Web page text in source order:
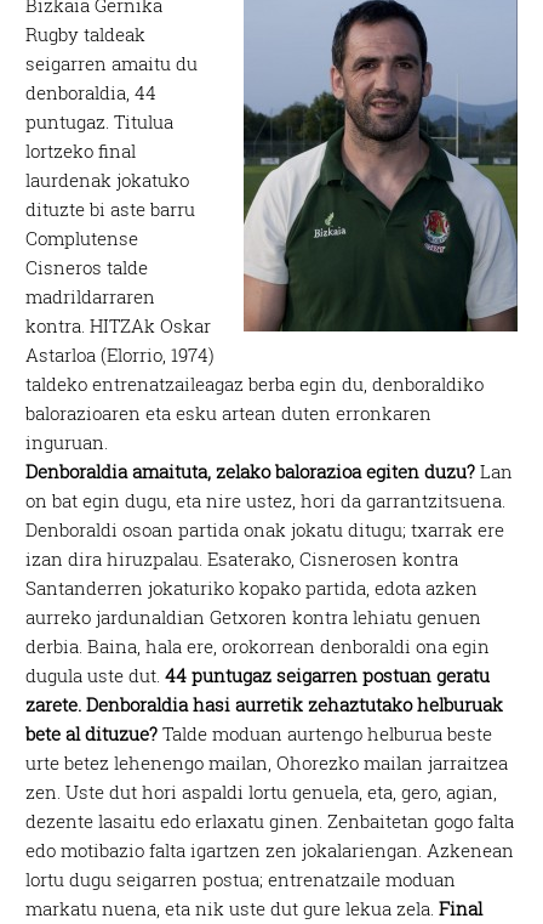
Bizkaia Gernika
Rugby taldeak
seigarren amaitu du
denboraldia, 44
puntugaz. Titulua
lortzeko final
laurdenak jokatuko
dituzte bi aste barru
Complutense
Cisneros talde
madrildarraren
kontra. HITZAk Oskar
Astarloa (Elorrio, 1974)
taldeko entrenatzaileagaz berba egin du, denboraldiko
balorazioaren eta esku artean duten erronkaren
inguruan.
Denboraldia amaituta, zelako balorazioa egiten duzu? Lan
on bat egin dugu, eta nire ustez, hori da garrantzitsuena.
Denboraldi osoan partida onak jokatu ditugu; txarrak ere
izan dira hiruzpalau. Esaterako, Cisnerosen kontra
Santanderren jokaturiko kopako partida, edota azken
aurreko jardunaldian Getxoren kontra lehiatu genuen
derbia. Baina, hala ere, orokorrean denboraldi ona egin
dugula uste dut.44 puntugaz seigarren postuan geratu
zarete. Denboraldia hasi aurretik zehaztutako helburuak
bete al dituzue? Talde moduan aurtengo helburua beste
urte betez lehenengo mailan, Ohorezko mailan jarraitzea
zen. Uste dut hori aspaldi lortu genuela, eta, gero, agian,
dezente lasaitu edo erlaxatu ginen. Zenbaitetan gogo falta
edo motibazio falta igartzen zen jokalariengan. Azkenean
lortu dugu seigarren postua; entrenatzaile moduan
markatu nuena, eta nik uste dut gure lekua zela.Final